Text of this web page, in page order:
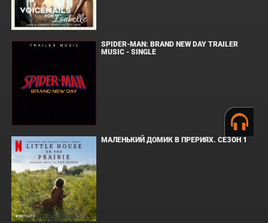
SPIDER-MAN: BRAND NEW DAY TRAILER
MUSIC - SINGLE
МАЛЕНЬКИЙ ДОМИК В ПРЕРИЯХ. СЕЗОН 1